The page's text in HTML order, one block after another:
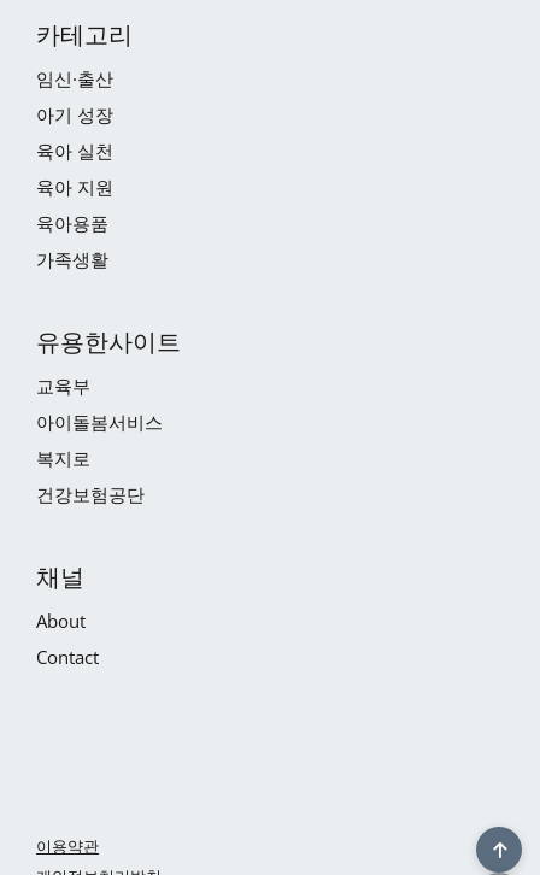
카테고리
임신·출산
아기 성장
육아 실천
육아 지원
육아용품
가족생활
유용한사이트
교육부
아이돌봄서비스
복지로
건강보험공단
채널
About
Contact
이용약관